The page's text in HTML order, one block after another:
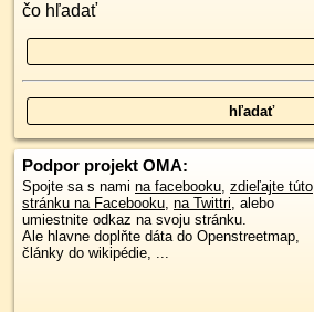
čo hľadať
Podpor projekt OMA:
Spojte sa s nami na facebooku, zdieľajte túto
stránku na Facebooku, na Twittri, alebo
umiestnite odkaz na svoju stránku.
Ale hlavne doplňte dáta do Openstreetmap,
články do wikipédie, ...